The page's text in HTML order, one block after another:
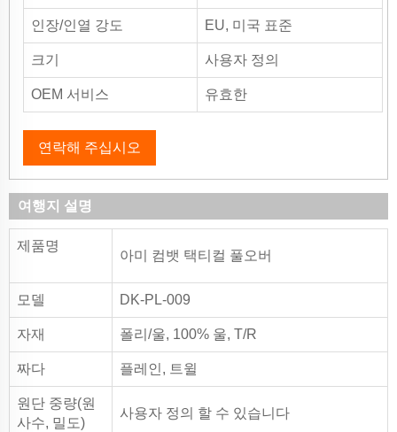
인장/인열 강도 EU, 미국 표준
크기 사용자 정의
OEM 서비스 유효한
연락해 주십시오
여행지 설명
제품명
아미 컴뱃 택티컬 풀오버
모델 DK-PL-009
자재 폴리/울, 100% 울, T/R
짜다 플레인, 트윌
원단 중량(원
사수, 밀도)
사용자 정의 할 수 있습니다